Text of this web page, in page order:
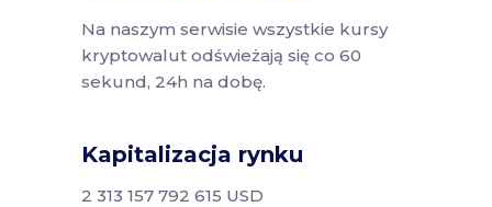
Na naszym serwisie wszystkie kursy
kryptowalut odświeżają się co 60
sekund, 24h na dobę.
Kapitalizacja rynku
2 313 157 792 615 USD